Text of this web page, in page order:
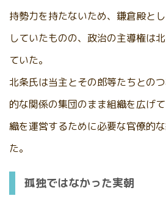
持勢力を持たないため、鎌倉殿と
していたものの、政治の主導権は
ていた。
北条氏は当主とその郎等たちとの
的な関係の集団のまま組織を広げ
織を運営するために必要な官僚的
た。
孤独ではなかった実朝